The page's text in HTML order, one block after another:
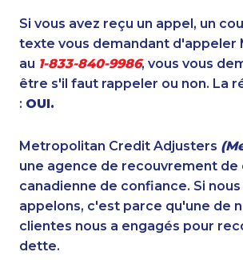
Si vous avez reçu un appel, un
texte vous demandant d'appeler
au 1-833-840-9986, vous vous
être s'il faut rappeler ou non. La
: OUI.
Metropolitan Credit Adjusters
une agence de recouvrement de
canadienne de confiance. Si nous
appelons, c'est parce qu'une de
clientes nous a engagés pour
dette.